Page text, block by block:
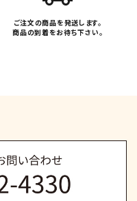
ご注文の商品を発送します。
商品の到着をお待ち下さい。